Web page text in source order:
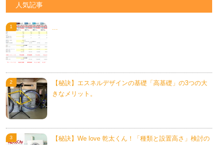
人気記事
...
【秘訣】エスネルデザインの基礎「高基礎」の3つの大
きなメリット。
【秘訣】We love 乾太くん！「種類と設置高さ」検討の